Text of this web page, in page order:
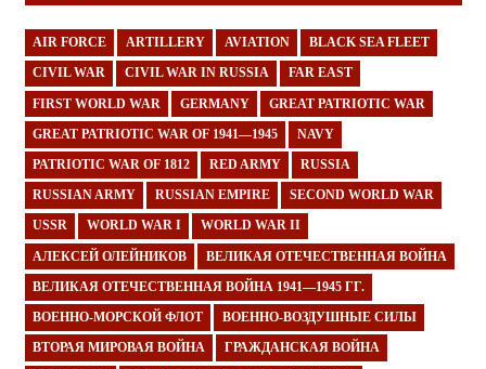
AIR FORCE ARTILLERY AVIATION BLACK SEA FLEET
CIVIL WAR CIVIL WAR IN RUSSIA FAR EAST
FIRST WORLD WAR GERMANY GREAT PATRIOTIC WAR
GREAT PATRIOTIC WAR OF 1941—1945 NAVY
PATRIOTIC WAR OF 1812 RED ARMY RUSSIA
RUSSIAN ARMY RUSSIAN EMPIRE SECOND WORLD WAR
USSR WORLD WAR I WORLD WAR II
АЛЕКСЕЙ ОЛЕЙНИКОВ ВЕЛИКАЯ ОТЕЧЕСТВЕННАЯ ВОЙНА
ВЕЛИКАЯ ОТЕЧЕСТВЕННАЯ ВОЙНА 1941—1945 ГГ.
ВОЕННО-МОРСКОЙ ФЛОТ ВОЕННО-ВОЗДУШНЫЕ СИЛЫ
ВТОРАЯ МИРОВАЯ ВОЙНА ГРАЖДАНСКАЯ ВОЙНА